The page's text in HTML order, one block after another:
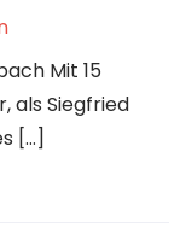
Mit 15
als Siegfried
[…]